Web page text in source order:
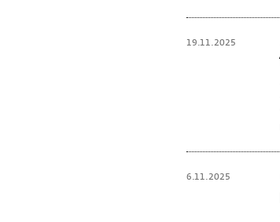
19.11.2025
6.11.2025